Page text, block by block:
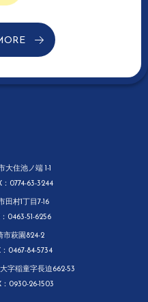
住池ノ端 1-1
0774-63-3244
田村1丁目7-16
0463-51-6256
市萩園824-2
0467-84-5734
字稲童字長迫662-53
0930-26-1503